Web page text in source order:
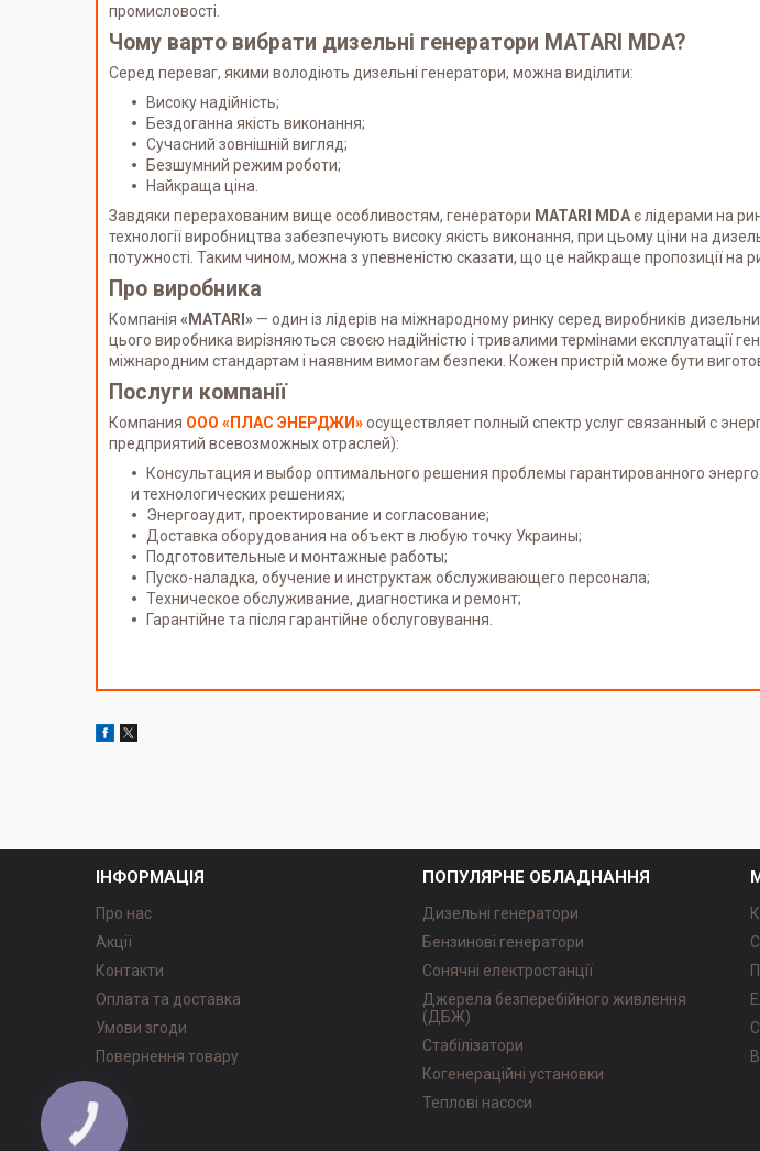
промисловості.
Чому варто вибрати дизельні генератори MATARI MDA?
Серед переваг, якими володіють дизельні генератори, можна виділити:
Високу надійність;
Бездоганна якість виконання;
Сучасний зовнішній вигляд;
Безшумний режим роботи;
Найкраща ціна.
Завдяки перерахованим вище особливостям, генератори MATARI MDAє лідерами на
технології виробництва забезпечують високу якість виконання, при цьому ціни на
потужності. Таким чином, можна з упевненістю сказати, що це найкраще пропозиції на
Про виробника
Компанія «MATARI» — один із лідерів на міжнародному ринку серед виробників
цього виробника вирізняються своєю надійністю і тривалими термінами експлуатації
міжнародним стандартам і наявним вимогам безпеки. Кожен пристрій може бути
Послуги компанії
Компания ООО «ПЛАС ЭНЕРДЖИ»осуществляет полный спектр услуг связанный с
предприятий всевозможных отраслей):
Консультация и выбор оптимального решения проблемы гарантированного
и технологических решениях;
Энергоаудит, проектирование и согласование;
Доставка оборудования на объект в любую точку Украины;
Подготовительные и монтажные работы;
Пуско-наладка, обучение и инструктаж обслуживающего персонала;
Техническое обслуживание, диагностика и ремонт;
Гарантійне та після гарантійне обслуговування.
ІНФОРМАЦІЯ
Про нас
Акції
Контакти
Оплата та доставка
Умови згоди
Повернення товару
ПОПУЛЯРНЕ ОБЛАДНАННЯ
Дизельні генератори
Бензинові генератори
Сонячні електростанції
Джерела безперебійного живлення
(ДБЖ)
Стабілізатори
Когенераційні установки
Теплові насоси
КНОПКА
ЗВ'ЯЗКУ